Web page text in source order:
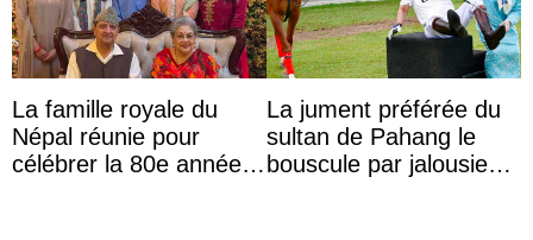
La famille royale du
Népal réunie pour
célébrer la 80e année
La jument préférée du
sultan de Pahang le
bouscule par jalousie